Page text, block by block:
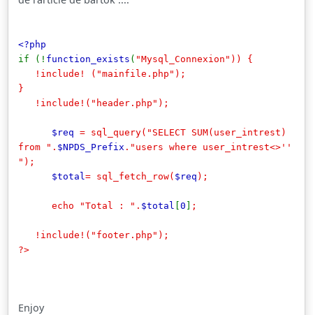
<?php
if (! function_exists ( "Mysql_Connexion")) {
!include! ("mainfile.php");
}
!include!("header.php");
$req = sql_query("SELECT SUM(user_intrest)
from ". $NPDS_Prefix ."users where user_intrest<>''
");
$total= sql_fetch_row( $req );
echo "Total : ". $total [0 ;
!include!("footer.php");
?>
Enjoy